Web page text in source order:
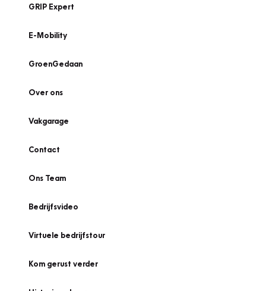
GRIP Expert
E-Mobility
GroenGedaan
Over ons
Vakgarage
Contact
Ons Team
Bedrijfsvideo
Virtuele bedrijfstour
Kom gerust verder